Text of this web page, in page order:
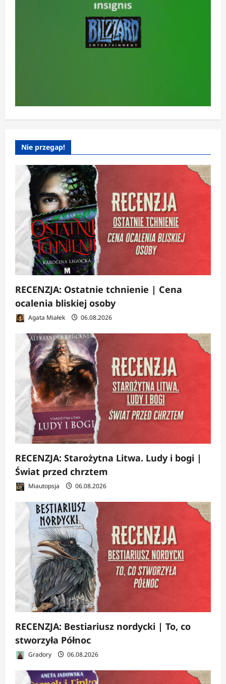
Nie przegap!
RECENZJA: Ostatnie tchnienie | Cena
ocalenia bliskiej osoby
Agata Miałek 06.08.2026
RECENZJA: Starożytna Litwa. Ludy i bogi |
Świat przed chrztem
Miautopsja 06.08.2026
RECENZJA: Bestiariusz nordycki | To, co
stworzyła Północ
Gradory 06.08.2026